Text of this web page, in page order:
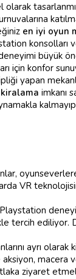
olarak
en iyi oyun
konsolları
büyük
için konfor
yapan
imkanı
VR
tercih ediliyor.
ayrı
macera
ziyaret